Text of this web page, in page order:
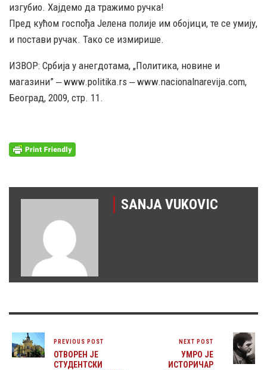
изгубио. Хајдемо да тражимо ручка!
Пред кућом госпођа Јелена полије им обојици, те се умију,
и постави ручак. Тако се измирише.
ИЗВОР: Србија у анегдотама, „Политика, новине и
магазини” ‒ www.politika.rs ‒ www.nacionalnarevija.com,
Београд, 2009, стр. 11.
SANJA VUKOVIC
PREVIOUS POST
ОТВОРЕН ЈЕ
СТУДЕНТСКИ
NEXT POST
УМРО ЈЕ
ИСТОРИЧАР